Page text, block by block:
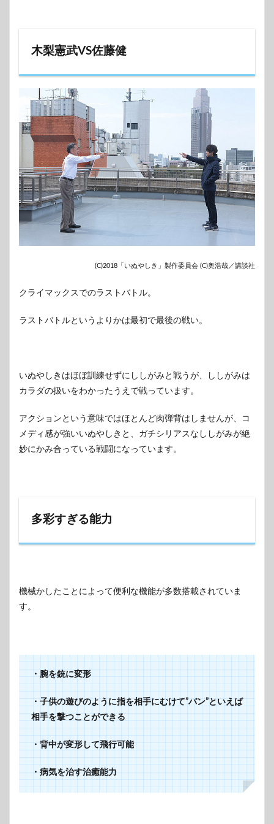
木梨憲武VS佐藤健
(C)2018「いぬやしき」製作委員会 (C)奥浩哉／講談社
クライマックスでのラストバトル。
ラストバトルというよりかは最初で最後の戦い。
いぬやしきはほぼ訓練せずにししがみと戦うが、ししがみは
カラダの扱いをわかったうえで戦っています。
アクションという意味ではほとんど肉弾背はしませんが、コ
メディ感が強いいぬやしきと、ガチシリアスなししがみが絶
妙にかみ合っている戦闘になっています。
多彩すぎる能力
機械かしたことによって便利な機能が多数搭載されていま
す。
・腕を銃に変形
・子供の遊びのように指を相手にむけて”バン”といえば
相手を撃つことができる
・背中が変形して飛行可能
・病気を治す治癒能力